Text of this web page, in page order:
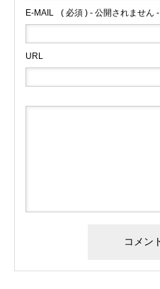
E-MAIL ( 必須 ) - 公開されません -
URL